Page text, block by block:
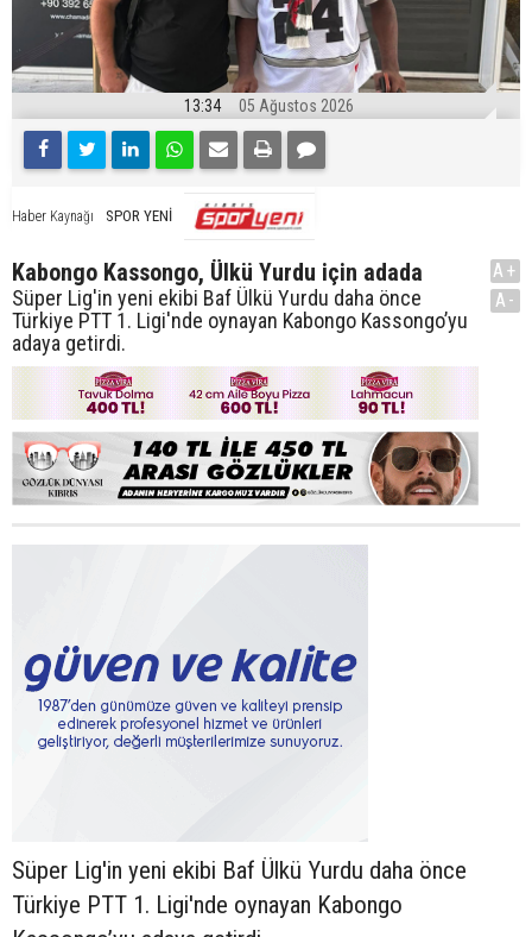
13:34 05 Ağustos 2026
Haber Kaynağı SPOR YENİ
Kabongo Kassongo, Ülkü Yurdu için adada
Süper Lig'in yeni ekibi Baf Ülkü Yurdu daha önce
Türkiye PTT 1. Ligi'nde oynayan Kabongo Kassongo’yu
adaya getirdi.
A+
A-
Süper Lig'in yeni ekibi Baf Ülkü Yurdu daha önce
Türkiye PTT 1. Ligi'nde oynayan Kabongo